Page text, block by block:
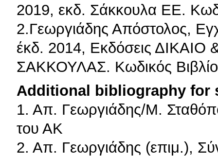
2019, εκδ. Σάκκουλα ΕΕ.
2.Γεωργιάδης Απόστολος,
έκδ. 2014, Εκδόσεις
ΣΑΚΚΟΥΛΑΣ. Κωδικός
Additional bibliography for
1. Απ. Γεωργιάδης/Μ.
του ΑΚ
2. Απ. Γεωργιάδης (επιμ.),